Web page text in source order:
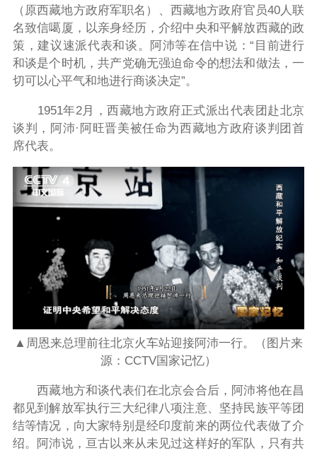
（原西藏地方政府军职名）、西藏地方政府官员40人联
名致信噶厦，以亲身经历，介绍中央和平解放西藏的政
策，建议速派代表和谈。阿沛等在信中说：“目前进行
和谈是个时机，共产党确无强迫命令的想法和做法，一
切可以心平气和地进行商谈决定”。
1951年2月，西藏地方政府正式派出代表团赴北京
谈判，阿沛·阿旺晋美被任命为西藏地方政府谈判团首
席代表。
▲周恩来总理前往北京火车站迎接阿沛一行。（图片来
源：CCTV国家记忆）
西藏地方和谈代表们在北京会合后，阿沛将他在昌
都见到解放军执行三大纪律八项注意、坚持民族平等团
结等情况，向大家特别是经印度前来的两位代表做了介
绍。阿沛说，亘古以来从未见过这样好的军队，只有共